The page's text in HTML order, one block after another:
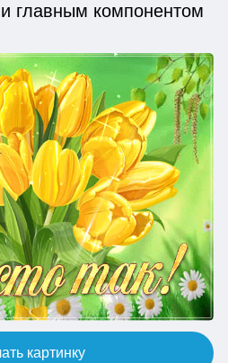
главным компонентом
картинку